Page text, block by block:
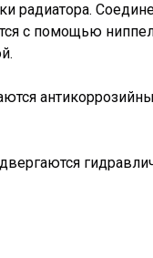
радиатора.
с помощью